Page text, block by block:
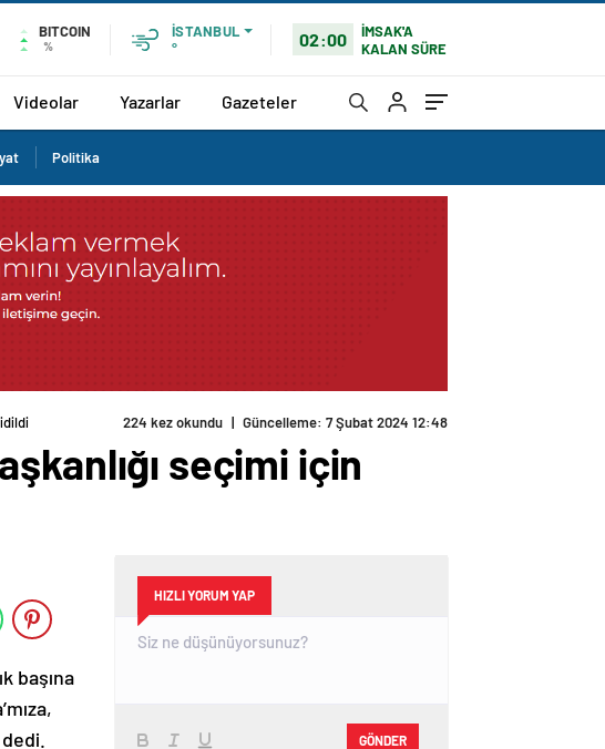
BITCOIN
%
İSTANBUL
°
02:00
İMSAK'A
KALAN SÜRE
Videolar Yazarlar Gazeteler
Politika
224 kez okundu | Güncelleme: 7 Şubat 2024 12:48
seçimi için
başına
HIZLI YORUM YAP
GÖNDER